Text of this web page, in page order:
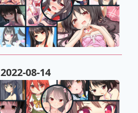
2022-08-14